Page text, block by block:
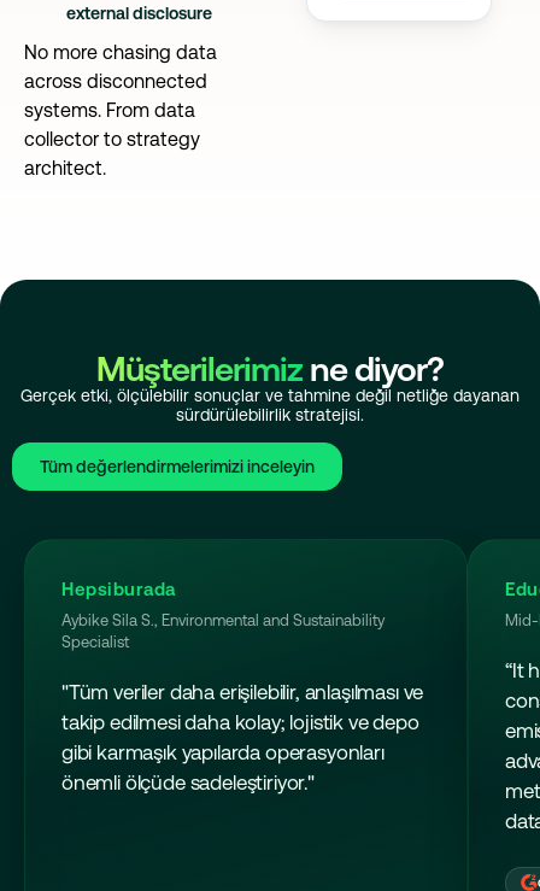
external disclosure
No more chasing data
across disconnected
systems. From data
collector to strategy
architect.
Müşterilerimiz ne diyor?
Gerçek etki, ölçülebilir sonuçlar ve tahmine değil netliğe dayanan
sürdürülebilirlik stratejisi.
Tüm değerlendirmelerimizi inceleyin
Hepsiburada
Aybike Sila S., Environmental and Sustainability
Specialist
"Tüm veriler daha erişilebilir, anlaşılması ve
takip edilmesi daha kolay; lojistik ve depo
gibi karmaşık yapılarda operasyonları
önemli ölçüde sadeleştiriyor."
“It